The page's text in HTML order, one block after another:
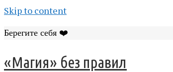
Skip to content
Берегите себя ❤️
«Магия» без правил